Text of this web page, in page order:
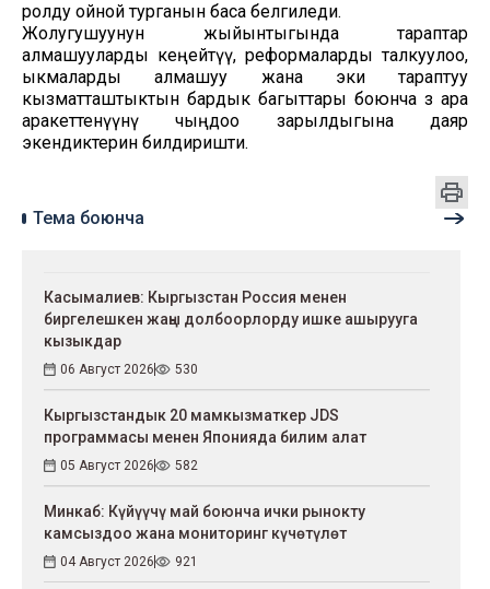
ролду ойной турганын баса белгиледи.
Жолугушуунун жыйынтыгында тараптар
алмашууларды кеңейтүү, реформаларды талкуулоо,
ыкмаларды алмашуу жана эки тараптуу
кызматташтыктын бардык багыттары боюнча өз ара
аракеттенүүнү чыңдоо зарылдыгына даяр
экендиктерин билдиришти.
Тема боюнча
Касымалиев: Кыргызстан Россия менен
биргелешкен жаңы долбоорлорду ишке ашырууга
кызыкдар
06 Август 2026 530
Кыргызстандык 20 мамкызматкер JDS
программасы менен Японияда билим алат
05 Август 2026 582
Минкаб: Күйүүчү май боюнча ички рынокту
камсыздоо жана мониторинг күчөтүлөт
04 Август 2026 921